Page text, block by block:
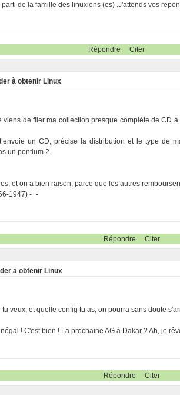
de la famille des linuxiens (es) .J'attends vos
Répondre Citer
à obtenir Linux
viens de filer ma collection presque complète de CD
un CD, précise la distribution et le type de
un pontium 2.
et on a bien raison, parce que les autres
1947) -+-
Répondre Citer
a obtenir Linux
veux, et quelle config tu as, on pourra sans doute
! C'est bien ! La prochaine AG à Dakar ? Ah, je
Répondre Citer